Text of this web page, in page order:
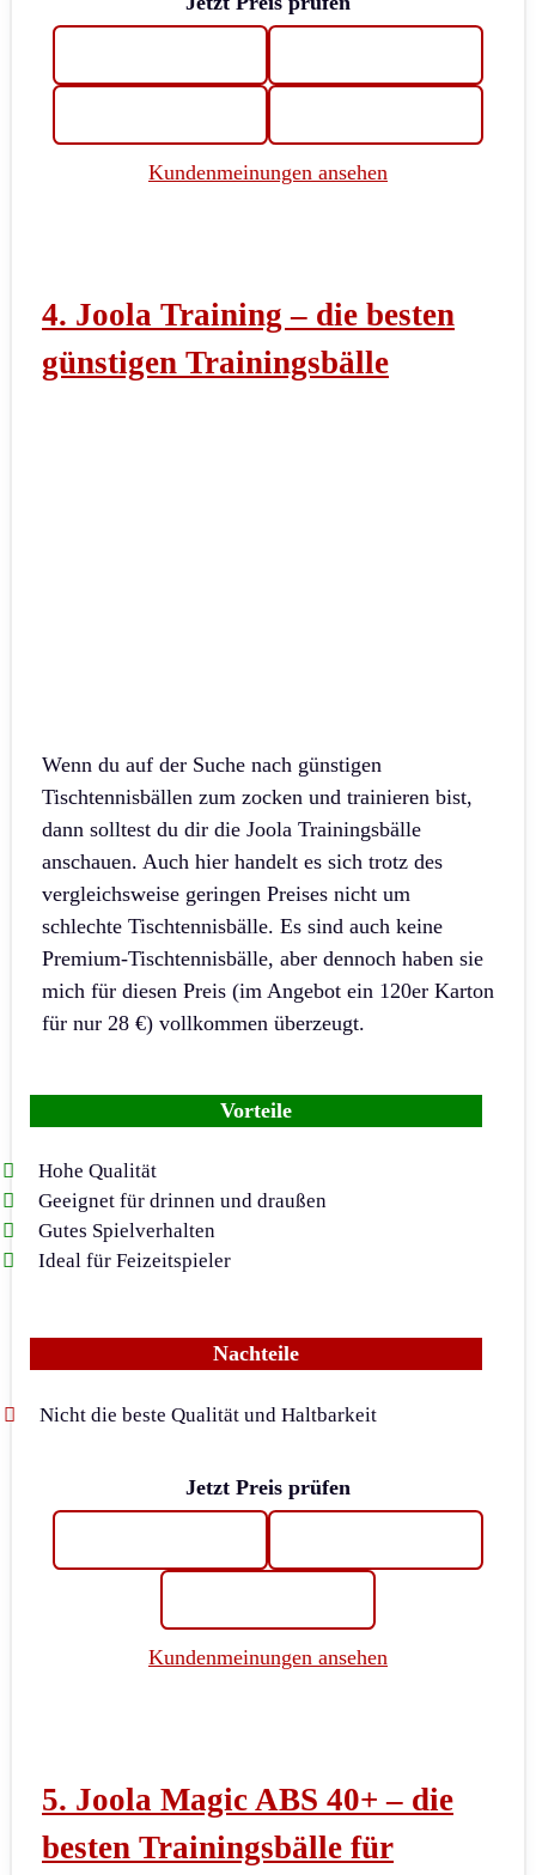
Kundenmeinungen ansehen
4. Joola Training – die besten
günstigen Trainingsbälle
Wenn du auf der Suche nach günstigen
Tischtennisbällen zum zocken und trainieren bist,
dann solltest du dir die Joola Trainingsbälle
anschauen. Auch hier handelt es sich trotz des
vergleichsweise geringen Preises nicht um
schlechte Tischtennisbälle. Es sind auch keine
Premium-Tischtennisbälle, aber dennoch haben sie
mich für diesen Preis (im Angebot ein 120er Karton
für nur 28 €) vollkommen überzeugt.
Vorteile
Hohe Qualität
Geeignet für drinnen und draußen
Gutes Spielverhalten
Ideal für Feizeitspieler
Nachteile
Nicht die beste Qualität und Haltbarkeit
Jetzt Preis prüfen
Kundenmeinungen ansehen
5. Joola Magic ABS 40+ – die
besten Trainingsbälle für